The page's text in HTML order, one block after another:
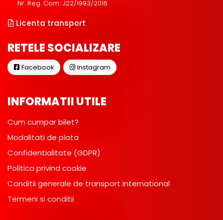
Nr. Reg. Com: J22/1993/2016
Licenta transport
RETELE SOCIALIZARE
Facebook Instagram
INFORMATII UTILE
Cum cumpar bilet?
Modalitati de plata
Confidentialitate (GDPR)
Politica privind cookie
Conditii generale de transport international
Termeni si conditii